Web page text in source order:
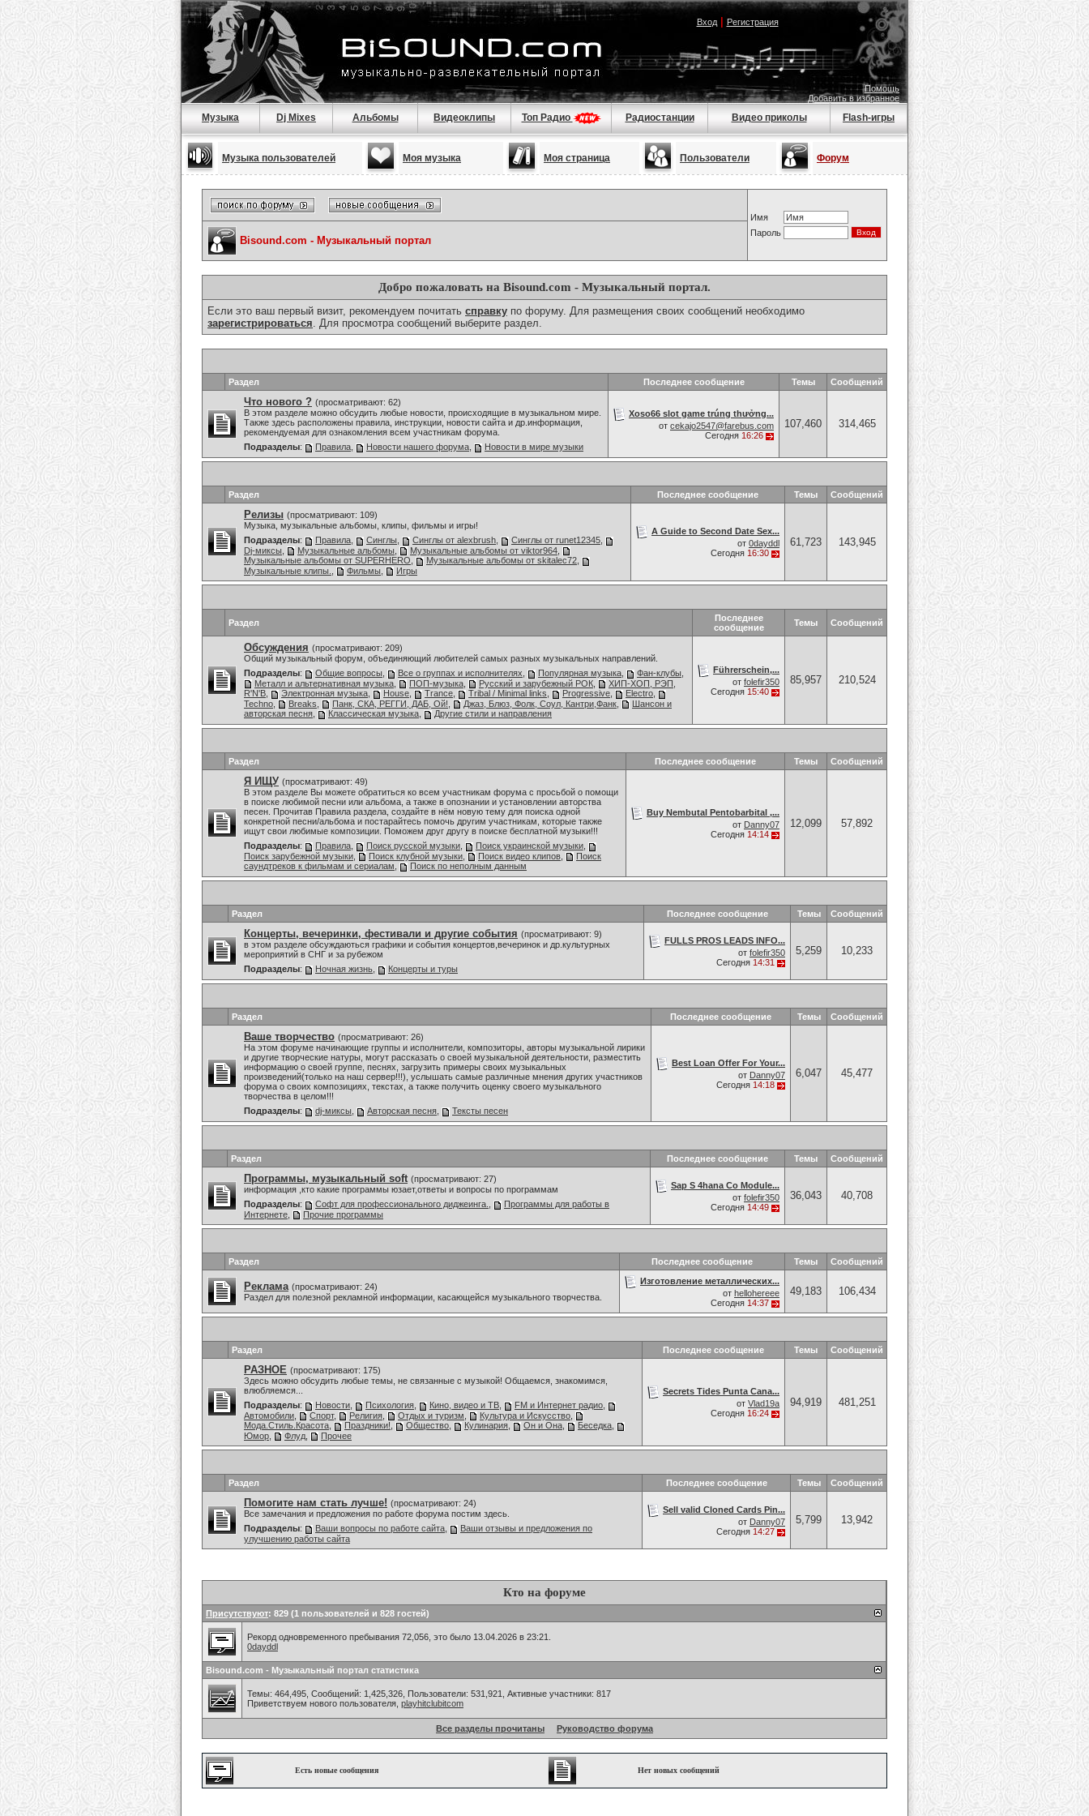
Вход| Регистрация
Помощь
Добавить в избранное
Музыка Dj Mixes Альбомы Видеоклипы Топ Радио Радиостанции Видео приколы Flash-игры
Музыка пользователей Моя музыка Моя страница Пользователи Форум
Имя
Пароль
Bisound.com - Музыкальный портал
Добро пожаловать на Bisound.com - Музыкальный портал.
Если это ваш первый визит, рекомендуем почитать справку по форуму. Для размещения своих сообщений необходимо
зарегистрироваться. Для просмотра сообщений выберите раздел.
Раздел Последнее сообщение Темы Сообщений
Что нового ? (просматривают: 62)
В этом разделе можно обсудить любые новости, происходящие в музыкальном мире.
Также здесь расположены правила, инструкции, новости сайта и др.информация,
рекомендуемая для ознакомления всем участникам форума.
Подразделы: Правила Новости нашего форума Новости в мире музыки
Xoso66 slot game trúng thưởng...
от cekajo2547@farebus.com
Сегодня 16:26
107,460 314,465
Раздел Последнее сообщение Темы Сообщений
Релизы (просматривают: 109)
Музыка, музыкальные альбомы, клипы, фильмы и игры!
Подразделы: Правила Синглы Синглы от alexbrush Синглы от runet12345
Dj-миксы
Музыкальные альбомы Музыкальные альбомы от viktor964
Музыкальные альбомы от SUPERHERO
Музыкальные альбомы от skitalec72
Музыкальные клипы.
Фильмы Игры
A Guide to Second Date Sex...
от 0dayddl
Сегодня 16:30
61,723 143,945
Раздел
Последнее
сообщение
Темы Сообщений
Обсуждения (просматривают: 209)
Общий музыкальный форум, объединяющий любителей самых разных музыкальных направлений.
Подразделы: Общие вопросы Все о группах и исполнителях Популярная музыка Фан-клубы
Металл и альтернативная музыка
ПОП-музыка Русский и зарубежный РОК
ХИП-ХОП, РЭП,
R'N'B
Электронная музыка House Trance Tribal / Minimal links Progressive Electro
Techno
Breaks Панк, СКА, РЕГГИ, ДАБ, Ой! Джаз, Блюз, Фолк, Соул, Кантри,Фанк
Шансон и
авторская песня
Классическая музыка Другие стили и направления
Führerschein,...
от folefir350
Сегодня 15:40
85,957 210,524
Раздел Последнее сообщение Темы Сообщений
Я ИЩУ (просматривают: 49)
В этом разделе Вы можете обратиться ко всем участникам форума с просьбой о помощи
в поиске любимой песни или альбома, а также в опознании и установлении авторства
песен. Прочитав Правила раздела, создайте в нём новую тему для поиска одной
конкретной песни/альбома и постарайтесь помочь другим участникам, которые также
ищут свои любимые композиции. Поможем друг другу в поиске бесплатной музыки!!!
Подразделы: Правила Поиск русской музыки Поиск украинской музыки
Поиск зарубежной музыки
Поиск клубной музыки Поиск видео клипов
Поиск
саундтреков к фильмам и сериалам
Поиск по неполным данным
Buy Nembutal Pentobarbital ,...
от Danny07
Сегодня 14:14
12,099 57,892
Раздел Последнее сообщение Темы Сообщений
Концерты, вечеринки, фестивали и другие события (просматривают: 9)
в этом разделе обсуждаються графики и события концертов,вечеринок и др.культурных
мероприятий в СНГ и за рубежом
Подразделы: Ночная жизнь Концерты и туры
FULLS PROS LEADS INFO...
от folefir350
Сегодня 14:31
5,259 10,233
Раздел Последнее сообщение Темы Сообщений
Ваше творчество (просматривают: 26)
На этом форуме начинающие группы и исполнители, композиторы, авторы музыкальной лирики
и другие творческие натуры, могут рассказать о своей музыкальной деятельности, разместить
информацию о своей группе, песнях, загрузить примеры своих музыкальных
произведений(только на наш сервер!!!), услышать самые различные мнения других участников
форума о своих композициях, текстах, а также получить оценку своего музыкального
творчества в целом!!!
Подразделы: dj-миксы Авторская песня Тексты песен
Best Loan Offer For Your...
от Danny07
Сегодня 14:18
6,047 45,477
Раздел Последнее сообщение Темы Сообщений
Программы, музыкальный soft (просматривают: 27)
информация ,кто какие программы юзает,ответы и вопросы по программам
Подразделы: Софт для профессионального диджеинга.
Программы для работы в
Интернете
Прочие программы
Sap S 4hana Co Module...
от folefir350
Сегодня 14:49
36,043 40,708
Раздел Последнее сообщение Темы Сообщений
Реклама (просматривают: 24)
Раздел для полезной рекламной информации, касающейся музыкального творчества.
Изготовление металлических...
от hellohereee
Сегодня 14:37
49,183 106,434
Раздел Последнее сообщение Темы Сообщений
РАЗНОЕ (просматривают: 175)
Здесь можно обсудить любые темы, не связанные с музыкой! Общаемся, знакомимся,
влюбляемся...
Подразделы: Новости Психология Кино, видео и ТВ FM и Интернет радио
Автомобили
Спорт, Религия Отдых и туризм Культура и Искусство
Мода.Стиль.Красота
Праздники! Общество Кулинария Он и Она Беседка
Юмор
Флуд Прочее
Secrets Tides Punta Cana...
от Vlad19a
Сегодня 16:24
94,919 481,251
Раздел Последнее сообщение Темы Сообщений
Помогите нам стать лучше! (просматривают: 24)
Все замечания и предложения по работе форума постим здесь.
Подразделы: Ваши вопросы по работе сайта
Ваши отзывы и предложения по
улучшению работы сайта
Sell valid Cloned Cards Pin...
от Danny07
Сегодня 14:27
5,799 13,942
Кто на форуме
Присутствуют: 829 (1 пользователей и 828 гостей)
Рекорд одновременного пребывания 72,056, это было 13.04.2026 в 23:21.
0dayddl
Bisound.com - Музыкальный портал статистика
Темы: 464,495, Сообщений: 1,425,326, Пользователи: 531,921, Активные участники: 817
Приветствуем нового пользователя, playhitclubitcom
Все разделы прочитаны Руководство форума
Есть новые сообщения Нет новых сообщений